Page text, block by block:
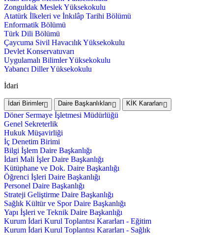
Zonguldak Meslek Yüksekokulu
Atatürk İlkeleri ve İnkılâp Tarihi Bölümü
Enformatik Bölümü
Türk Dili Bölümü
Çaycuma Sivil Havacılık Yüksekokulu
Devlet Konservatuvarı
Uygulamalı Bilimler Yüksekokulu
Yabancı Diller Yüksekokulu
İdari
İdari Birimler Daire Başkanlıkları KİK Kararları
Döner Sermaye İşletmesi Müdürlüğü
Genel Sekreterlik
Hukuk Müşavirliği
İç Denetim Birimi
Bilgi İşlem Daire Başkanlığı
İdari Mali İşler Daire Başkanlığı
Kütüphane ve Dok. Daire Başkanlığı
Öğrenci İşleri Daire Başkanlığı
Personel Daire Başkanlığı
Strateji Geliştirme Daire Başkanlığı
Sağlık Kültür ve Spor Daire Başkanlığı
Yapı İşleri ve Teknik Daire Başkanlığı
Kurum İdari Kurul Toplantısı Kararları - Eğitim
Kurum İdari Kurul Toplantısı Kararları - Sağlık